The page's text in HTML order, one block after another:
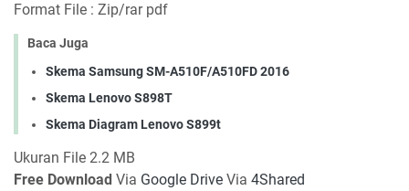
Format File : Zip/rar pdf
Baca Juga
Skema Samsung SM-A510F/A510FD 2016
Skema Lenovo S898T
Skema Diagram Lenovo S899t
Ukuran File 2.2 MB
Free Download Via Google Drive Via 4Shared